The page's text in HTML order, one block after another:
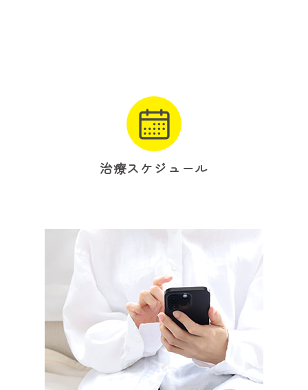
治療スケジュール